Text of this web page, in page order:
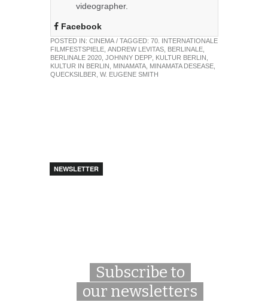
videographer.
Facebook
POSTED IN: CINEMA / TAGGED: 70. INTERNATIONALE
FILMFESTSPIELE, ANDREW LEVITAS, BERLINALE,
BERLINALE 2020, JOHNNY DEPP, KULTUR BERLIN
KULTUR IN BERLIN
MINAMATA, MINAMATA DESEASE,
QUECKSILBER W. EUGENE SMITH
NEWSLETTER
Subscribe to
our newsletters